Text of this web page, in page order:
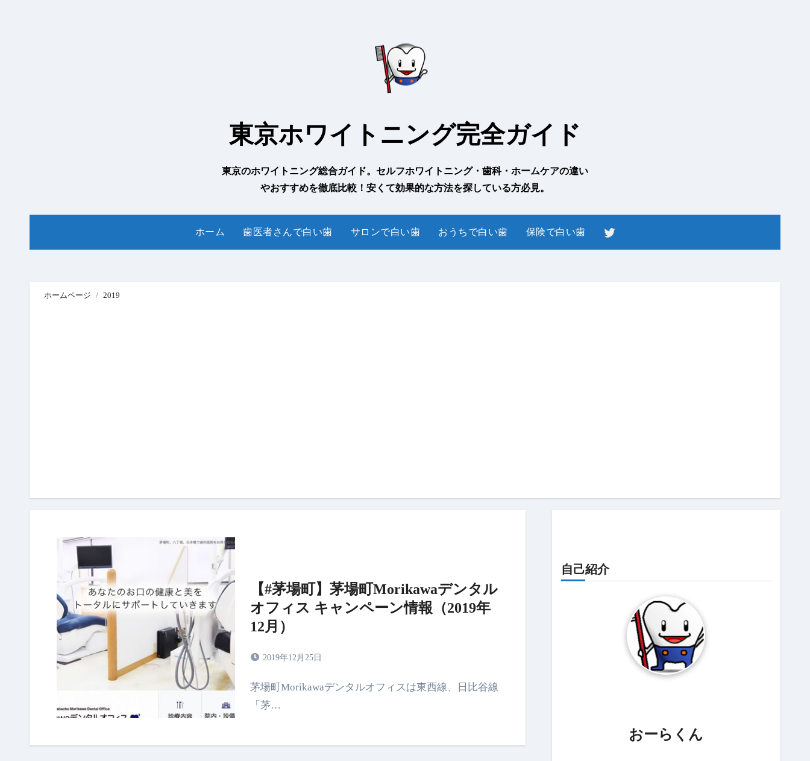
東京ホワイトニング完全ガイド
東京のホワイトニング総合ガイド。セルフホワイトニング・歯科・ホームケアの違い
やおすすめを徹底比較！安くて効果的な方法を探している方必見。
ホーム 歯医者さんで白い歯 サロンで白い歯 おうちで白い歯 保険で白い歯
ホームページ 2019
【#茅場町】茅場町Morikawaデンタル
オフィス キャンペーン情報（2019年
12月）
2019年12月25日
茅場町Morikawaデンタルオフィスは東西線、日比谷線
「茅…
自己紹介
おーらくん